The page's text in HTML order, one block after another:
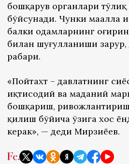
бошқарув органлари тўлиқ
бўйсунади. Чунки маҳалла
балки одамларнинг
билан шуғулланиши
раҳбари.
«Пойтахт – давлатнинг
иқтисодий ва маданий
бошқариш, ривожлантириш
қилиш бўйича ўзига хос
керак», — деди Мирзиёев.